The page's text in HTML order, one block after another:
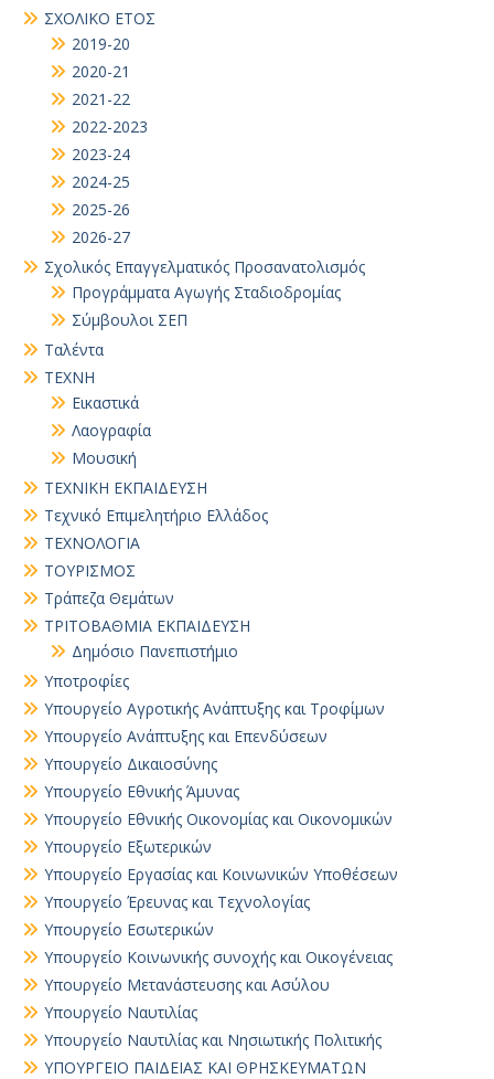
ΣΧΟΛΙΚΟ ΕΤΟΣ
2019-20
2020-21
2021-22
2022-2023
2023-24
2024-25
2025-26
2026-27
Σχολικός Επαγγελματικός Προσανατολισμός
Προγράμματα Αγωγής Σταδιοδρομίας
Σύμβουλοι ΣΕΠ
Ταλέντα
ΤΕΧΝΗ
Εικαστικά
Λαογραφία
Μουσική
ΤΕΧΝΙΚΗ ΕΚΠΑΙΔΕΥΣΗ
Τεχνικό Επιμελητήριο Ελλάδος
ΤΕΧΝΟΛΟΓΙΑ
ΤΟΥΡΙΣΜΟΣ
Τράπεζα Θεμάτων
ΤΡΙΤΟΒΑΘΜΙΑ ΕΚΠΑΙΔΕΥΣΗ
Δημόσιο Πανεπιστήμιο
Υποτροφίες
Υπουργείο Αγροτικής Ανάπτυξης και Τροφίμων
Υπουργείο Ανάπτυξης και Επενδύσεων
Υπουργείο Δικαιοσύνης
Υπουργείο Εθνικής Άμυνας
Υπουργείο Εθνικής Οικονομίας και Οικονομικών
Υπουργείο Εξωτερικών
Υπουργείο Εργασίας και Κοινωνικών Υποθέσεων
Υπουργείο Έρευνας και Τεχνολογίας
Υπουργείο Εσωτερικών
Υπουργείο Κοινωνικής συνοχής και Οικογένειας
Υπουργείο Μετανάστευσης και Ασύλου
Υπουργείο Ναυτιλίας
Υπουργείο Ναυτιλίας και Νησιωτικής Πολιτικής
ΥΠΟΥΡΓΕΙΟ ΠΑΙΔΕΙΑΣ ΚΑΙ ΘΡΗΣΚΕΥΜΑΤΩΝ